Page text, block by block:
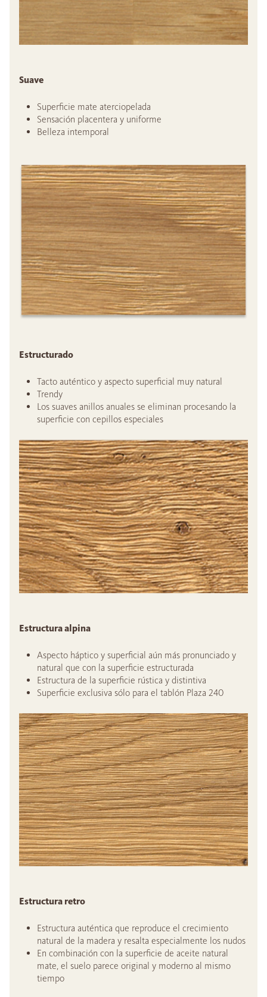
Suave
Superficie mate aterciopelada
Sensación placentera y uniforme
Belleza intemporal
Estructurado
Tacto auténtico y aspecto superficial muy natural
Trendy
Los suaves anillos anuales se eliminan procesando la
superficie con cepillos especiales
Estructura alpina
Aspecto háptico y superficial aún más pronunciado y
natural que con la superficie estructurada
Estructura de la superficie rústica y distintiva
Superficie exclusiva sólo para el tablón Plaza 240
Estructura retro
Estructura auténtica que reproduce el crecimiento
natural de la madera y resalta especialmente los nudos
En combinación con la superficie de aceite natural
mate, el suelo parece original y moderno al mismo
tiempo